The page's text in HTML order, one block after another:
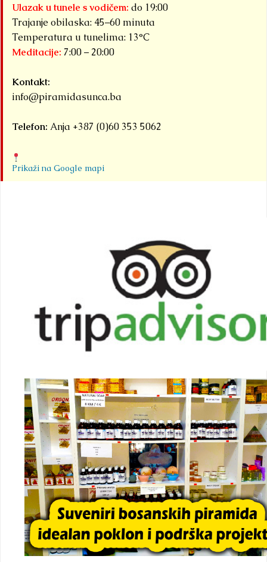
Ulazak u tunele s vodičem: do 19:00
Trajanje obilaska: 45–60 minuta
Temperatura u tunelima: 13°C
Meditacije: 7:00 – 20:00
Kontakt:
info@piramidasunca.ba
Telefon: Anja +387 (0)60 353 5062
Prikaži na Google mapi